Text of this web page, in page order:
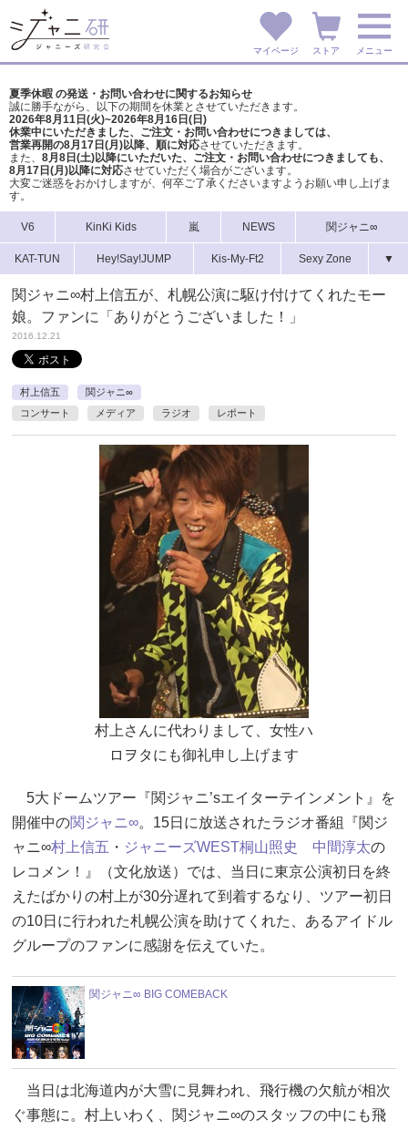
マイページ ストア メニュー
夏季休暇 の発送・お問い合わせに関するお知らせ
誠に勝手ながら、以下の期間を休業とさせていただきます。
2026年8月11日(火)~2026年8月16日(日)
休業中にいただきました、ご注文・お問い合わせにつきましては、
営業再開の8月17日(月)以降、順に対応させていただきます。
また、 8月8日(土)以降にいただいた、ご注文・ お問い合わせにつきましても、
8月17日(月)以降に対応させていただく場合がございます。
大変ご迷惑をおかけしますが、 何卒ご了承くださいますようお願い申し上げま
す。
V6 KinKi Kids 嵐 NEWS 関ジャニ∞
KAT-TUN Hey!Say!JUMP Kis-My-Ft2 Sexy Zone ▼
関ジャニ∞村上信五が、札幌公演に駆け付けてくれたモー
娘。ファンに「ありがとうございました！」
2016.12.21
村上信五
関ジャニ∞
コンサート
メディア ラジオ レポート
村上さんに代わりまして、女性ハ
ロヲタにも御礼申し上げます
5大ドームツアー『関ジャニ’sエイターテインメント』を
開催中の関ジャニ∞。15日に放送されたラジオ番組『関ジ
ャニ∞村上信五 ・ ジャニーズWEST桐山照史 中間淳太の
レコメン！』（文化放送）では、当日に東京公演初日を終
えたばかりの村上が30分遅れて到着するなり、ツアー初日
の10日に行われた札幌公演を助けてくれた、あるアイドル
グループのファンに感謝を伝えていた。
関ジャニ∞ BIG COMEBACK
当日は北海道内が大雪に見舞われ、飛行機の欠航が相次
ぐ事態に。村上いわく、関ジャニ∞のスタッフの中にも飛